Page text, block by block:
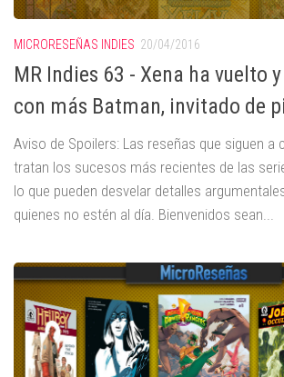
MICRORESEÑAS INDIES 20/04/2016
MR Indies 63 - Xena ha vuelto
con más Batman, invitado de
Aviso de Spoilers: Las reseñas que siguen a
tratan los sucesos más recientes de las
lo que pueden desvelar detalles
quienes no estén al día. Bienvenidos sean...